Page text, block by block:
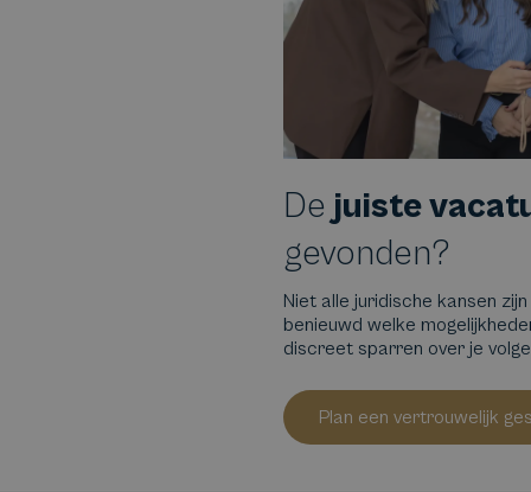
De juiste
gevonden?
Niet alle juridische kansen
benieuwd welke
discreet sparren over je
Plan een vertrouwelijk